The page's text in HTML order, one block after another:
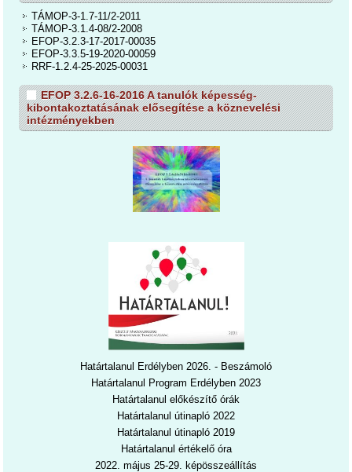
TÁMOP-3-1.7-11/2-2011
TÁMOP-3.1.4-08/2-2008
EFOP-3.2.3-17-2017-00035
EFOP-3.3.5-19-2020-00059
RRF-1.2.4-25-2025-00031
EFOP 3.2.6-16-2016 A tanulók képesség-
kibontakoztatásának elősegítése a köznevelési
intézményekben
Határtalanul Erdélyben 2026. - Beszámoló
Határtalanul Program Erdélyben 2023
Határtalanul előkészítő órák
Határtalanul útinapló 2022
Határtalanul útinapl ó 2019
Határtalanul értékelő óra
2022. május 25-29. képösszeállítás